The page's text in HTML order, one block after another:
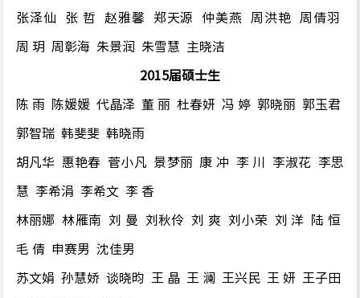
张泽仙 张 哲 赵雅馨 郑天源 仲美燕 周洪艳 周倩羽
周 玥 周彰海 朱景润 朱雪慧 主晓洁
2015届硕士生
陈 雨 陈媛媛 代晶泽 董 丽 杜春妍 冯 婷 郭晓丽 郭玉君
郭智瑞 韩斐斐 韩晓雨
胡凡华 惠艳春 菅小凡 景梦丽 康 冲 李 川 李淑花 李思
慧 李希涓 李希文 李 香
林丽娜 林雁南刘 曼 刘秋伶 刘 爽 刘小荣 刘 洋 陆 恒
毛 倩 申赛男 沈佳男
苏文娟 孙慧娇 谈晓昀 王 晶 王 澜 王兴民 王 妍 王子田